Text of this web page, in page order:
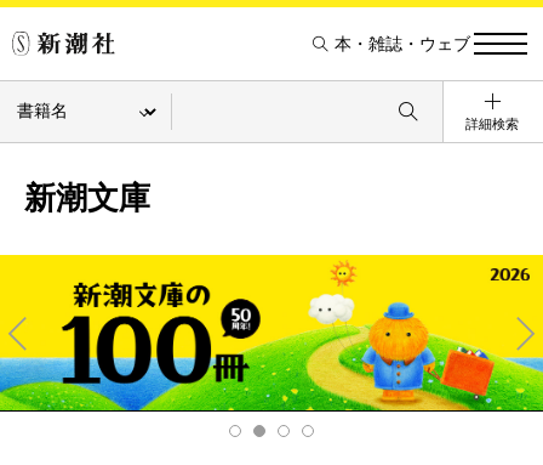
本・雑誌・ウェブ
詳細検索
新潮文庫
Pre
v
Ne
xt